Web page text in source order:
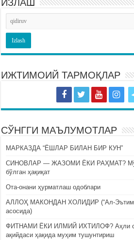
ИЗЛАШ
ИЖТИМОИЙ ТАРМОҚЛАР
СЎНГГИ МАЪЛУМОТЛАР
МАРКАЗДА “ЁШЛАР БИЛАН БИР КУН”
СИНОВЛАР — ЖАЗОМИ ЁКИ РАҲМАТ?
бўлган ҳақиқат
Ота-онани ҳурматлаш одоблари
АЛЛОҲ МАКОНДАН ХОЛИДИР (“Ал-
асосида)
ФИТНАМИ ЁКИ ИЛМИЙ ИХТИЛОФ? Аҳли
ақийдаси ҳақида муҳим тушунтириш